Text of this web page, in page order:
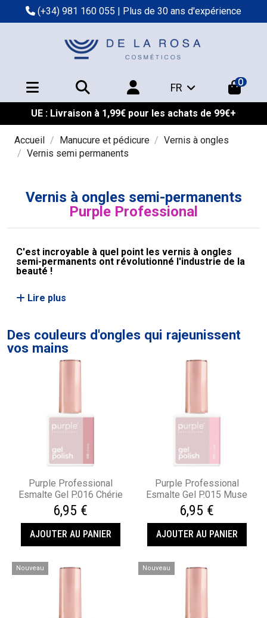
(+34) 981 160 055 | Plus de 30 ans d'expérience
FR 0
UE : Livraison à 1,99€ pour les achats de 99€+
Accueil Manucure et pédicure
Vernis à ongles
Vernis semi permanents
Vernis à ongles semi-permanents
Purple Professional
C'est incroyable à quel point les vernis à ongles
semi-permanents ont révolutionné l'industrie de la
beauté !
Lire plus
Des couleurs d'ongles qui rajeunissent
vos mains
Purple Professional
Esmalte Gel P.016 Chérie
6,95 €
AJOUTER AU PANIER
Purple Professional
Esmalte Gel P.015 Muse
6,95 €
AJOUTER AU PANIER
Nouveau Nouveau